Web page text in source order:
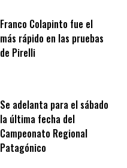
Franco Colapinto fue el
más rápido en las pruebas
de Pirelli
Se adelanta para el sábado
la última fecha del
Campeonato Regional
Patagónico